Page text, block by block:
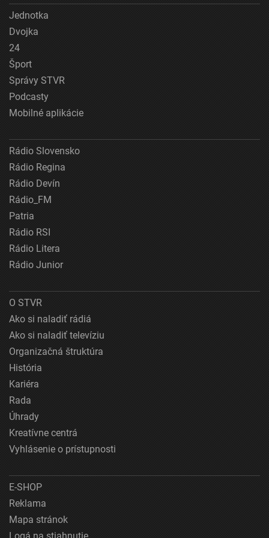
Jednotka
Dvojka
24
Šport
Správy STVR
Podcasty
Mobilné aplikácie
Rádio Slovensko
Rádio Regina
Rádio Devín
Rádio_FM
Patria
Rádio RSI
Rádio Litera
Rádio Junior
O STVR
Ako si naladiť rádiá
Ako si naladiť televíziu
Organizačná štruktúra
História
Kariéra
Rada
Úhrady
Kreatívne centrá
Vyhlásenie o prístupnosti
E-SHOP
Reklama
Mapa stránok